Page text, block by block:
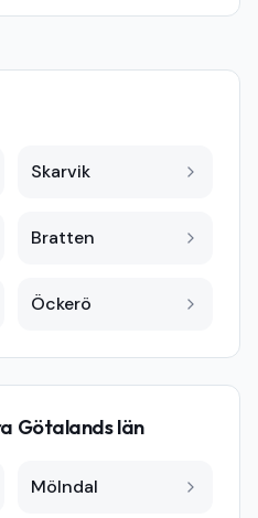
Skarvik
Bratten
Öckerö
Götalands län
Mölndal